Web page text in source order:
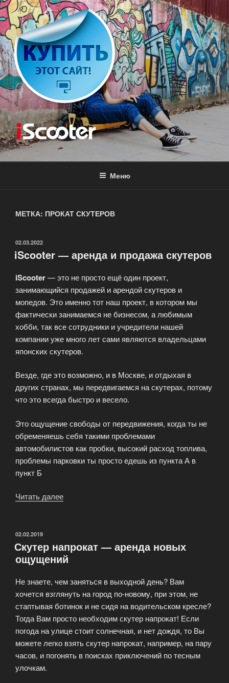
Перейти
к
содержимому
ISCOOTER
Аренда скутера
Меню
МЕТКА: ПРОКАТ СКУТЕРОВ
ОПУБЛИКОВАНО
02.03.2022
iScooter — аренда и продажа скутеров
iScooter— это не просто ещё один проект,
занимающийся продажей и арендой скутеров и
мопедов. Это именно тот наш проект, в котором мы
фактически занимаемся не бизнесом, а любимым
хобби, так все сотрудники и учредители нашей
компании уже много лет сами являются владельцами
японских скутеров.
Везде, где это возможно, и в Москве, и отдыхая в
других странах, мы передвигаемся на скутерах, потому
что это всегда быстро и весело.
Это ощущение свободы от передвижения, когда ты не
обременяешь себя такими проблемами
автомобилистов как пробки, высокий расход топлива,
проблемы парковки ты просто едешь из пункта А в
пункт Б
Читать далее
продажа
скутеров»
ОПУБЛИКОВАНО
02.02.2019
Скутер напрокат — аренда новых
ощущений
Не знаете, чем заняться в выходной день? Вам
хочется взглянуть на город по-новому, при этом, не
стаптывая ботинок и не сидя на водительском кресле?
Тогда Вам просто необходим скутер напрокат! Если
погода на улице стоит солнечная, и нет дождя, то Вы
можете легко взять скутер напрокат, например, на пару
часов, и погонять в поисках приключений по тесным
улочкам.